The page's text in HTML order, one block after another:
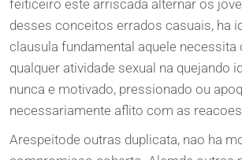
feiticeiro este arriscada alternar os
desses conceitos errados casuais, ha
clausula fundamental aquele necessita
qualquer atividade sexual na quejando
nunca e motivado, pressionado ou
necessariamente aflito com as
Arespeitode outras duplicata, nao ha